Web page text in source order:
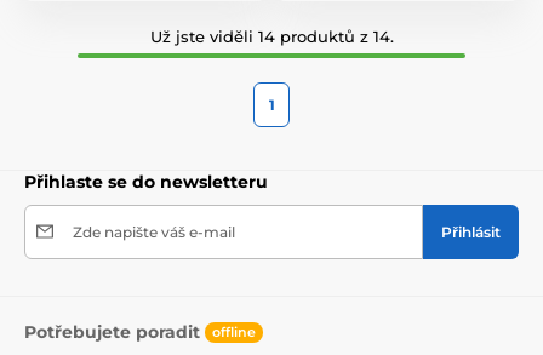
Už jste viděli 14 produktů z 14.
1
Přihlaste se do newsletteru
Zde napište váš e-mail Přihlásit
Potřebujete poradit offline